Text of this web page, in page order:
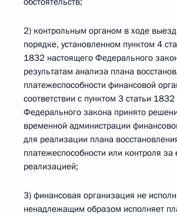
2) контрольным органом в ходе
порядке, установленном пунктом 4
1832 настоящего Федерального
результатам анализа плана
платежеспособности финансовой
соответствии с пунктом 3 статьи
Федерального закона принято
временной администрации
для реализации плана
платежеспособности или контроля за
реализацией;
3) финансовая организация не
ненадлежащим образом исполняет